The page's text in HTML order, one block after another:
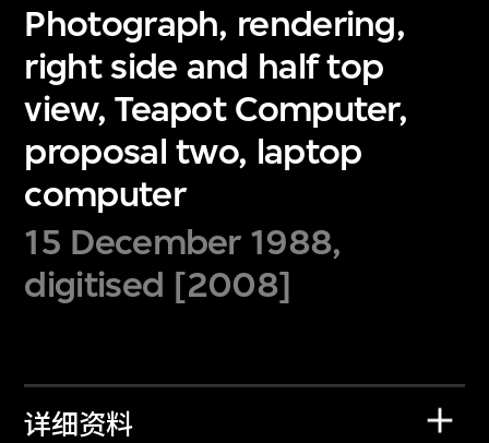
Photograph, rendering,
right side and half top
view, Teapot Computer,
proposal two, laptop
computer
15 December 1988,
digitised [2008]
详细资料